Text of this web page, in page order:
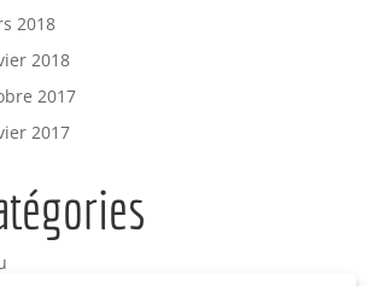
2018
2018
2017
2017